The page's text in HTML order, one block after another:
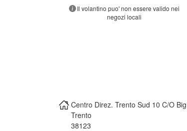
Il volantino puo' non essere valido nei
negozi locali
Centro Direz. Trento Sud 10 C/O
Trento
38123